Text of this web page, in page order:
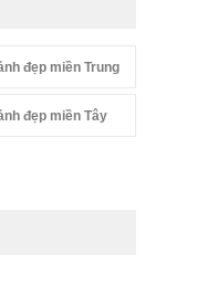
đẹp miền Trung
đẹp miền Tây